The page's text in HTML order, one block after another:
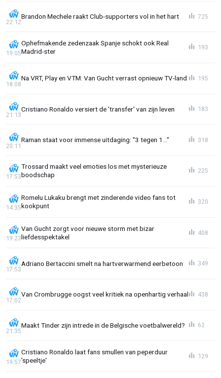
Brandon Mechele raakt Club-supporters vol in het hart
22:12
725
Ophefmakende zedenzaak Spanje schokt ook Real
Madrid-ster
19:05
193
Na VRT, Play en VTM: Van Gucht verrast opnieuw TV-land
18:08
195
Cristiano Ronaldo versiert de 'transfer' van zijn leven
21:13
183
Raman staat voor immense uitdaging: "3 tegen 1..."
20:11
318
Trossard maakt veel emoties los met mysterieuze
boodschap
17:53
225
Romelu Lukaku brengt met zinderende video fans tot
kookpunt
14:35
320
Van Gucht zorgt voor nieuwe storm met bizar
liefdesspektakel
19:23
408
Adriano Bertaccini smelt na hartverwarmend eerbetoon
17:53
349
Van Crombrugge oogst veel kritiek na openhartig verhaal
17:02
438
Maakt Tinder zijn intrede in de Belgische voetbalwereld?
21:35
62
Cristiano Ronaldo laat fans smullen van peperduur
'speeltje'
19:57
129